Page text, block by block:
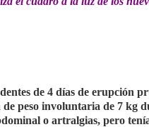
de 4 días de erupción
peso involuntaria de 7 kg
o artralgias, pero